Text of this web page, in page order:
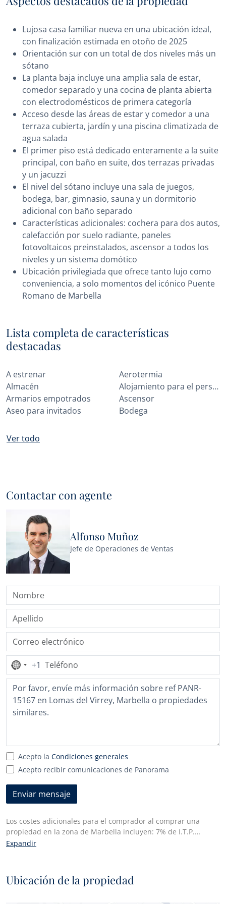
Lujosa casa familiar nueva en una ubicación ideal,
con finalización estimada en otoño de 2025
Orientación sur con un total de dos niveles más un
sótano
La planta baja incluye una amplia sala de estar,
comedor separado y una cocina de planta abierta
con electrodomésticos de primera categoría
Acceso desde las áreas de estar y comedor a una
terraza cubierta, jardín y una piscina climatizada de
agua salada
El primer piso está dedicado enteramente a la suite
principal, con baño en suite, dos terrazas privadas
y un jacuzzi
El nivel del sótano incluye una sala de juegos,
bodega, bar, gimnasio, sauna y un dormitorio
adicional con baño separado
Características adicionales: cochera para dos autos,
calefacción por suelo radiante, paneles
fotovoltaicos preinstalados, ascensor a todos los
niveles y un sistema domótico
Ubicación privilegiada que ofrece tanto lujo como
conveniencia, a solo momentos del icónico Puente
Romano de Marbella
Lista completa de características
destacadas
A estrenar
Aerotermia
Almacén
Alojamiento para el personal
Armarios empotrados
Ascensor
Aseo para invitados
Bodega
Ver todo
Contactar con agente
Alfonso Muñoz
Jefe de Operaciones de Ventas
Ningún
país
seleccionado
+1
Acepto la Condiciones generales
Acepto recibir comunicaciones de Panorama
Enviar mensaje
Los costes adicionales para el comprador al comprar una
propiedad en la zona de Marbella incluyen: 7% de I.T.P.
(Impuesto de Transmisiones Patrimoniales) para todas las
compradas a un promotor. Además, el comprador paga los
honorarios del notario y los costes de la inscripción de las
Expandir
Ubicación de la propiedad